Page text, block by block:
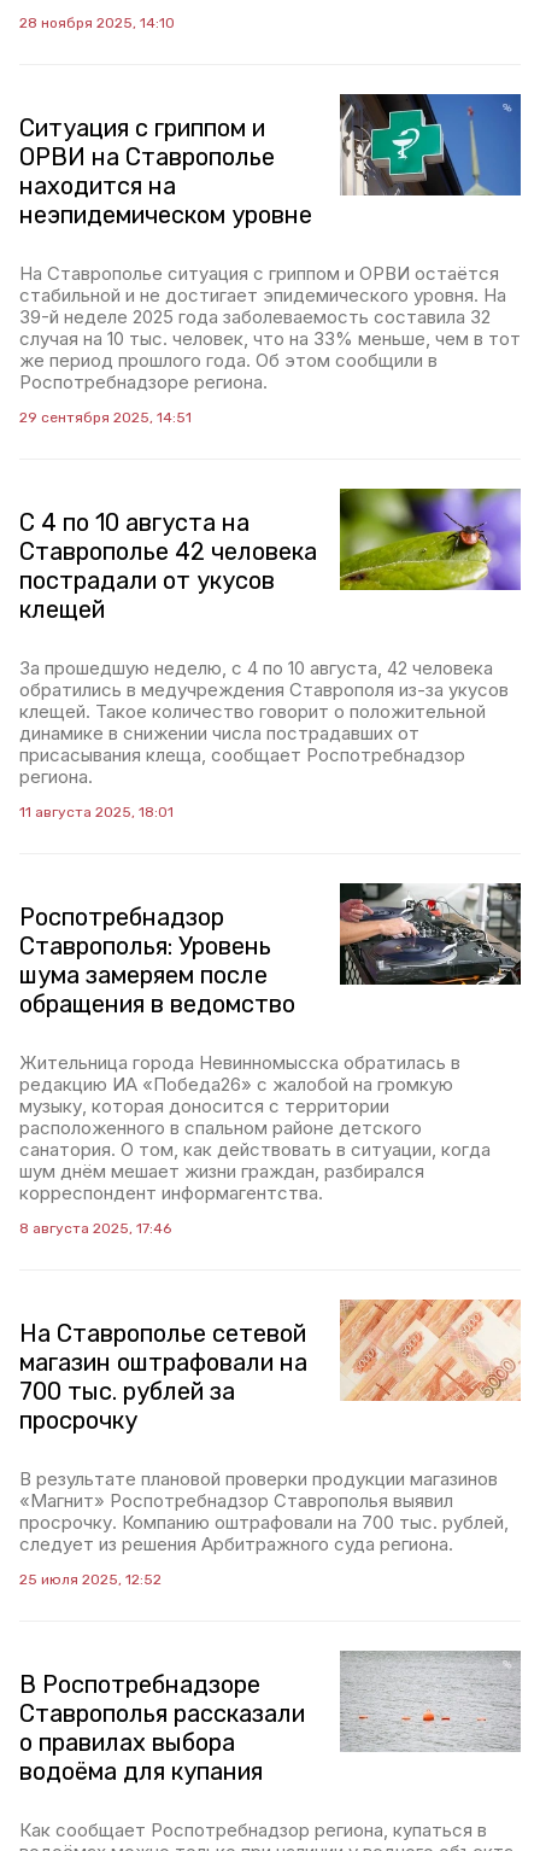
28 ноября 2025, 14:10
Ситуация с гриппом и
ОРВИ на Ставрополье
находится на
неэпидемическом уровне
На Ставрополье ситуация с гриппом и ОРВИ остаётся
стабильной и не достигает эпидемического уровня. На
39-й неделе 2025 года заболеваемость составила 32
случая на 10 тыс. человек, что на 33% меньше, чем в тот
же период прошлого года. Об этом сообщили в
Роспотребнадзоре региона.
29 сентября 2025, 14:51
С 4 по 10 августа на
Ставрополье 42 человека
пострадали от укусов
клещей
За прошедшую неделю, с 4 по 10 августа, 42 человека
обратились в медучреждения Ставрополя из-за укусов
клещей. Такое количество говорит о положительной
динамике в снижении числа пострадавших от
присасывания клеща, сообщает Роспотребнадзор
региона.
11 августа 2025, 18:01
Роспотребнадзор
Ставрополья: Уровень
шума замеряем после
обращения в ведомство
Жительница города Невинномысска обратилась в
редакцию ИА «Победа26» с жалобой на громкую
музыку, которая доносится с территории
расположенного в спальном районе детского
санатория. О том, как действовать в ситуации, когда
шум днём мешает жизни граждан, разбирался
корреспондент информагентства.
8 августа 2025, 17:46
На Ставрополье сетевой
магазин оштрафовали на
700 тыс. рублей за
просрочку
В результате плановой проверки продукции магазинов
«Магнит» Роспотребнадзор Ставрополья выявил
просрочку. Компанию оштрафовали на 700 тыс. рублей,
следует из решения Арбитражного суда региона.
25 июля 2025, 12:52
В Роспотребнадзоре
Ставрополья рассказали
о правилах выбора
водоёма для купания
Как сообщает Роспотребнадзор региона, купаться в